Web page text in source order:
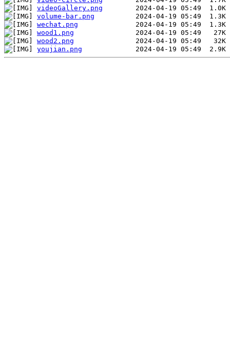
videoGallery.png
volume-bar.png
wechat.png
wood1.png
wood2.png
youjian.png